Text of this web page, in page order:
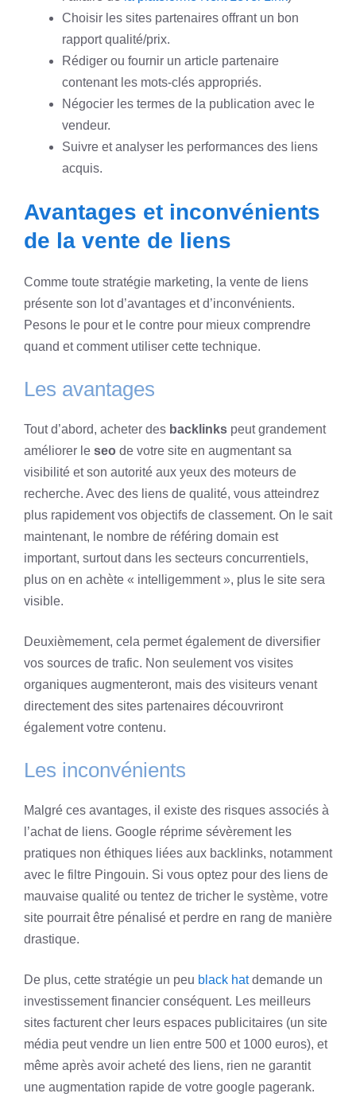
Choisir les sites partenaires offrant un bon
rapport qualité/prix.
Rédiger ou fournir un article partenaire
contenant les mots-clés appropriés.
Négocier les termes de la publication avec le
vendeur.
Suivre et analyser les performances des liens
acquis.
Avantages et inconvénients
de la vente de liens
Comme toute stratégie marketing, la vente de liens
présente son lot d’avantages et d’inconvénients.
Pesons le pour et le contre pour mieux comprendre
quand et comment utiliser cette technique.
Les avantages
Tout d’abord, acheter des backlinks peut grandement
améliorer le seo de votre site en augmentant sa
visibilité et son autorité aux yeux des moteurs de
recherche. Avec des liens de qualité, vous atteindrez
plus rapidement vos objectifs de classement. On le sait
maintenant, le nombre de référing domain est
important, surtout dans les secteurs concurrentiels,
plus on en achète « intelligemment », plus le site sera
visible.
Deuxièmement, cela permet également de diversifier
vos sources de trafic. Non seulement vos visites
organiques augmenteront, mais des visiteurs venant
directement des sites partenaires découvriront
également votre contenu.
Les inconvénients
Malgré ces avantages, il existe des risques associés à
l’achat de liens. Google réprime sévèrement les
pratiques non éthiques liées aux backlinks, notamment
avec le filtre Pingouin. Si vous optez pour des liens de
mauvaise qualité ou tentez de tricher le système, votre
site pourrait être pénalisé et perdre en rang de manière
drastique.
De plus, cette stratégie un peu black hatdemande un
investissement financier conséquent. Les meilleurs
sites facturent cher leurs espaces publicitaires (un site
média peut vendre un lien entre 500 et 1000 euros), et
même après avoir acheté des liens, rien ne garantit
une augmentation rapide de votre google pagerank.